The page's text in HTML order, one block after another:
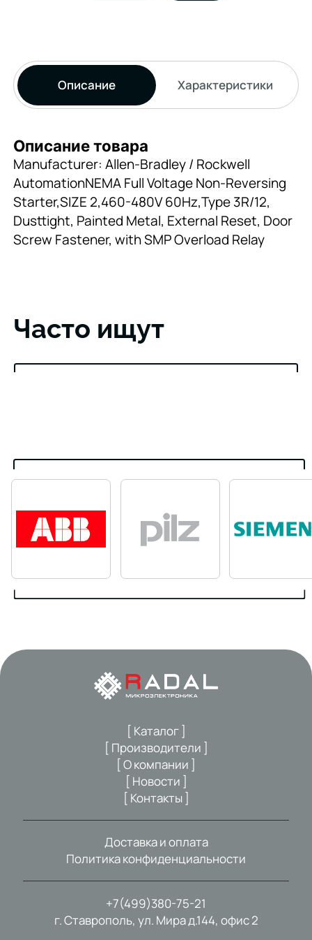
Описание Характеристики
Описание товара
Manufacturer: Allen-Bradley / Rockwell
AutomationNEMA Full Voltage Non-Reversing
Starter,SIZE 2,460-480V 60Hz,Type 3R/12,
Dusttight, Painted Metal, External Reset, Door
Screw Fastener, with SMP Overload Relay
Часто ищут
+7(499)380-75-21
г. Ставрополь, ул. Мира д.144, офис 2
[ Каталог ]
[ Производители ]
[ О компании ]
[ Новости ]
[ Контакты ]
Доставка и оплата
Политика конфиденциальности